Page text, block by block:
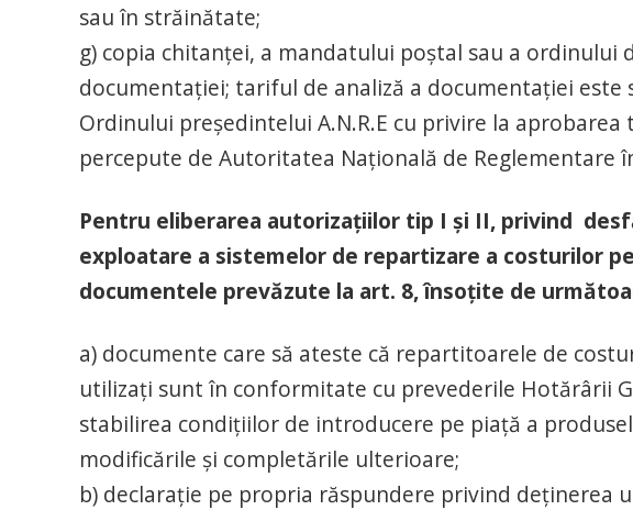
sau în străinătate;
g) copia chitanţei, a mandatului poştal sau a ordinului
documentaţiei; tariful de analiză a documentaţiei
Ordinului președintelui A.N.R.E cu privire la
percepute de Autoritatea Națională de Reglementare
Pentru eliberarea autorizaţiilor tip I şi II, privind
exploatare a sistemelor de repartizare a costurilor
documentele prevăzute la art. 8, însoțite de
a) documente care să ateste că repartitoarele de
utilizaţi sunt în conformitate cu prevederile Hotărârii
stabilirea condiţiilor de introducere pe piaţă a
modificările și completările ulterioare;
b) declaraţie pe propria răspundere privind deţinerea